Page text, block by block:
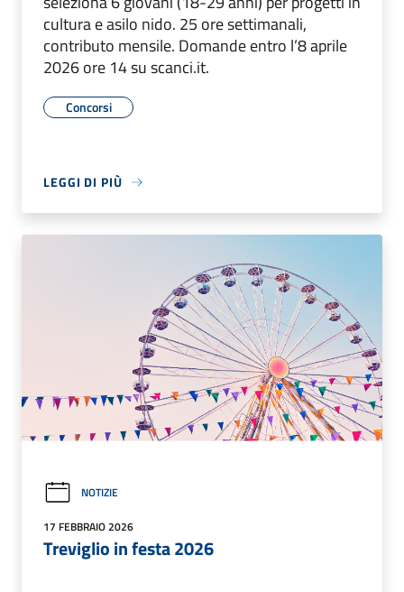
cultura e asilo nido. 25 ore settimanali,
contributo mensile. Domande entro l’8 aprile
2026 ore 14 su scanci.it.
Concorsi
LEGGI DI PIÙ
NOTIZIE
17 FEBBRAIO 2026
Treviglio in festa 2026